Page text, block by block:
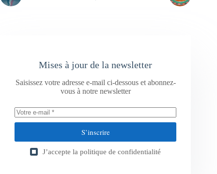
Mises à jour de la newsletter
Saisissez votre adresse e-mail ci-dessous et abonnez-
vous à notre newsletter
S’inscrire
J’accepte la politique de confidentialité